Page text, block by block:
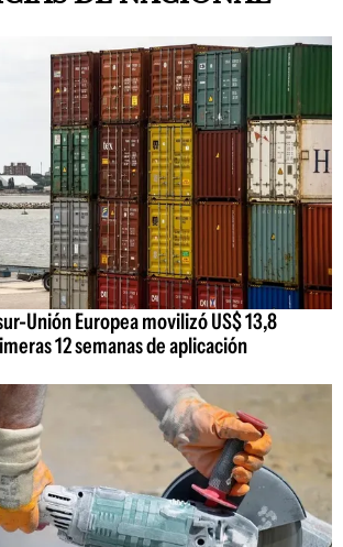
Unión Europea movilizó US$ 13,8
12 semanas de aplicación